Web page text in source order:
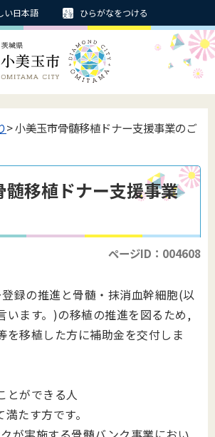
い日本語 ひらがなをつける
> 小美玉市骨髄移植ドナー支援事業のご
髄移植ドナー支援事業
ページID：004608
録の推進と骨髄・抹消血幹細胞(以
います。)の移植の推進を図るため,
を移植した方に補助金を交付しま
とができる人
たす方です。